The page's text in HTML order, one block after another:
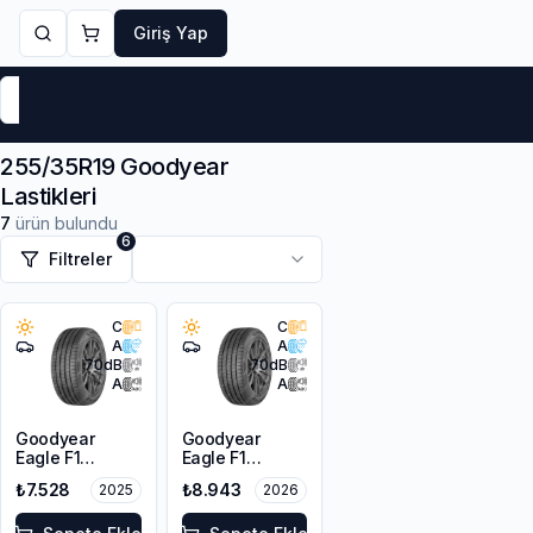
Giriş Yap
255/35R19 Goodyear
Lastikleri
7 ürün bulundu
Filtreler
6
C
A
70dB
A
Goodyear
Eagle F1
Asymmetric 6
255/35R19 96Y
XL FP EV
₺7.528 2025
C
A
70dB
A
Goodyear
Eagle F1
Asymmetric 6
255/35R19 96Y
XL FP EV
₺8.943 2026